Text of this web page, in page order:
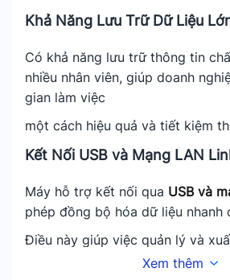
Khả Năng Lưu Trữ Dữ Liệu
Có khả năng lưu trữ thông tin
nhiều nhân viên, giúp doanh
gian làm việc
một cách hiệu quả và tiết kiệm
Kết Nối USB và Mạng LAN
Máy hỗ trợ kết nối qua USB và
phép đồng bộ hóa dữ liệu nhanh
Điều này giúp việc quản lý và
công trở nên dễ dàng hơn.
Xem thêm